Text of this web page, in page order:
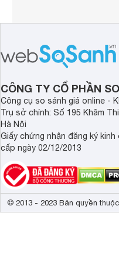
CÔNG TY CỔ PHẦN
Công cụ so sánh giá online -
Trụ sở chính: Số 195 Khâm
Hà Nội
Giấy chứng nhận đăng ký kinh
cấp ngày 02/12/2013
© 2013 - 2023 Bản quyền